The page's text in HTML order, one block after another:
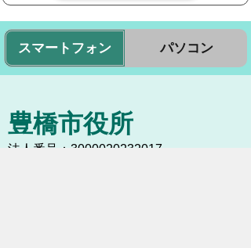
スマートフォン パソコン
豊橋市役所
法人番号：3000020232017